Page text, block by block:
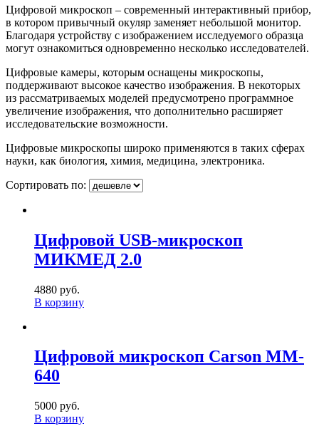
Цифровой микроскоп – современный интерактивный прибор,
в котором привычный окуляр заменяет небольшой монитор.
Благодаря устройству с изображением исследуемого образца
могут ознакомиться одновременно несколько исследователей.
Цифровые камеры, которым оснащены микроскопы,
поддерживают высокое качество изображения. В некоторых
из рассматриваемых моделей предусмотрено программное
увеличение изображения, что дополнительно расширяет
исследовательские возможности.
Цифровые микроскопы широко применяются в таких сферах
науки, как биология, химия, медицина, электроника.
Сортировать по:
Цифровой USB-микроскоп
МИКМЕД 2.0
4880 руб.
В корзину
Цифровой микроскоп Carson MM-
640
5000 руб.
В корзину